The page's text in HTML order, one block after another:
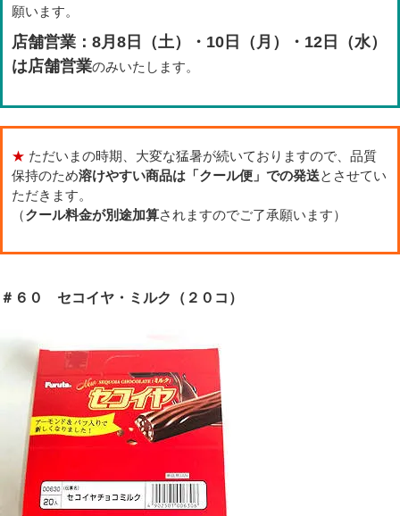
願います。
店舗営業：8月8日（土）・10日（月）・12日（水）
は店舗営業のみいたします。
★ ただいまの時期、大変な猛暑が続いておりますので、品質
保持のため溶けやすい商品は「クール便」での発送とさせてい
ただきます。
（クール料金が別途加算されますのでご了承願います）
＃６０ セコイヤ・ミルク（２０コ）